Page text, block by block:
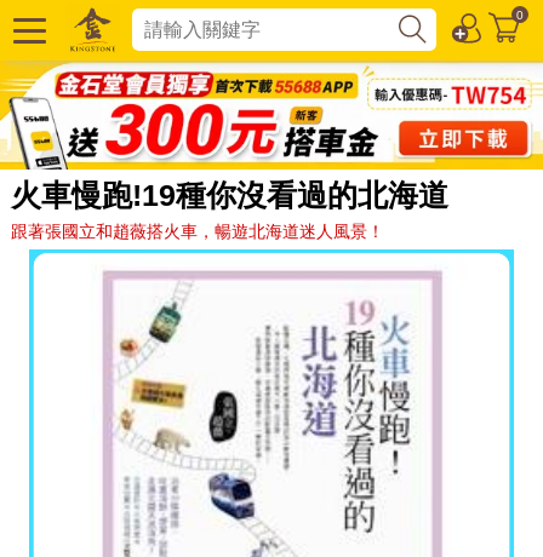
0
火車慢跑!19種你沒看過的北海道
跟著張國立和趙薇搭火車，暢遊北海道迷人風景！